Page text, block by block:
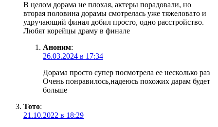
В целом дорама не плохая, актеры порадовали, но
вторая половина дорамы смотрелась уже тяжеловато и
удручающий финал добил просто, одно расстройство.
Любят корейцы драму в финале
Аноним:
26.03.2024 в 17:34
Дорама просто супер посмотрела ее несколько раз
Очень понравилось,надеюсь похожих дарам будет
больше
Тото:
21.10.2022 в 18:29